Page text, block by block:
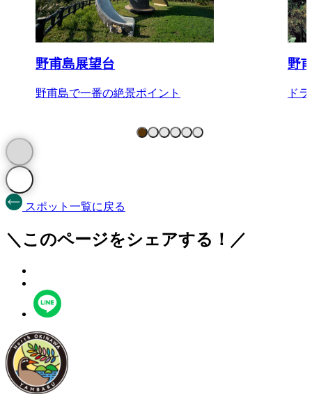
野甫島展望台
野甫島で一番の絶景ポイント
野
ド
スポット一覧に戻る
＼このページをシェアする！／